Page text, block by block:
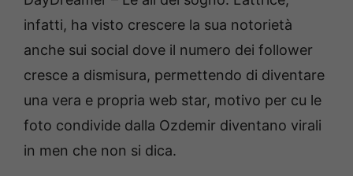
infatti, ha visto crescere la sua notorietà
anche sui social dove il numero dei follower
cresce a dismisura, permettendo di diventare
una vera e propria web star, motivo per cu le
foto condivide dalla Ozdemir diventano virali
in men che non si dica.